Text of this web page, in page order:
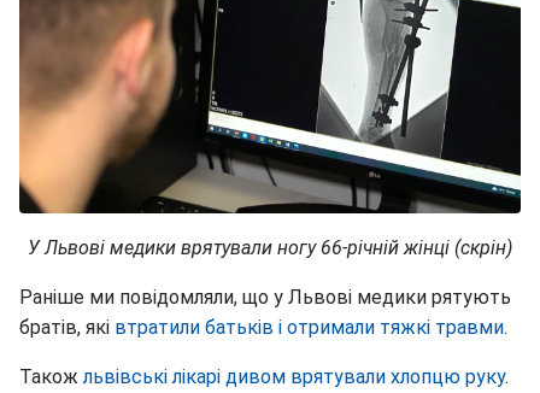
У Львові медики врятували ногу 66-річній жінці (скрін)
Раніше ми повідомляли, що у Львові медики рятують
братів, які втратили батьків і отримали тяжкі травми.
Такожльвівські лікарі дивом врятували хлопцю руку.